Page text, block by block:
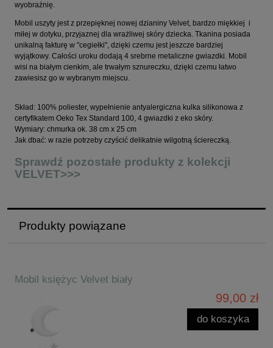
wyobraźnię.
Mobil uszyty jest z przepięknej nowej dzianiny Velvet, bardzo miękkiej i
miłej w dotyku, przyjaznej dla wrażliwej skóry dziecka. Tkanina posiada
unikalną fakturę w "cegiełki", dzięki czemu jest jeszcze bardziej
wyjątkowy. Całości uroku dodają 4 srebrne metaliczne gwiazdki. Mobil
wisi na białym cienkim, ale trwałym sznureczku, dzięki czemu łatwo
zawiesisz go w wybranym miejscu.
Skład: 100% poliester, wypełnienie antyalergiczna kulka silikonowa z
certyfikatem Oeko Tex Standard 100, 4 gwiazdki z eko skóry.
Wymiary: chmurka ok. 38 cm x 25 cm
Jak dbać: w razie potrzeby czyścić delikatnie wilgotną ściereczką.
Sprawdź pozostałe produkty z kolekcji
VELVET>>>
Produkty powiązane
Mobil księżyc Velvet biały
99,00 zł
do koszyka